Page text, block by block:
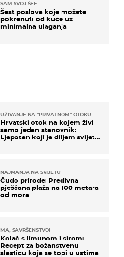
UŽIVANJE NA "PRIVATNOM" OTOKU
Hrvatski otok na kojem živi
samo jedan stanovnik:
Ljepotan koji je diljem svijeta
NAJMANJA NA SVIJETU
Čudo prirode: Predivna
pješčana plaža na 100 metara
od mora
MA, SAVRŠENSTVO!
Kolač s limunom i sirom:
Recept za božanstvenu
slasticu koja se topi u ustima
SAM SVOJ ŠEF
Šest poslova koje možete
pokrenuti od kuće uz
minimalna ulaganja